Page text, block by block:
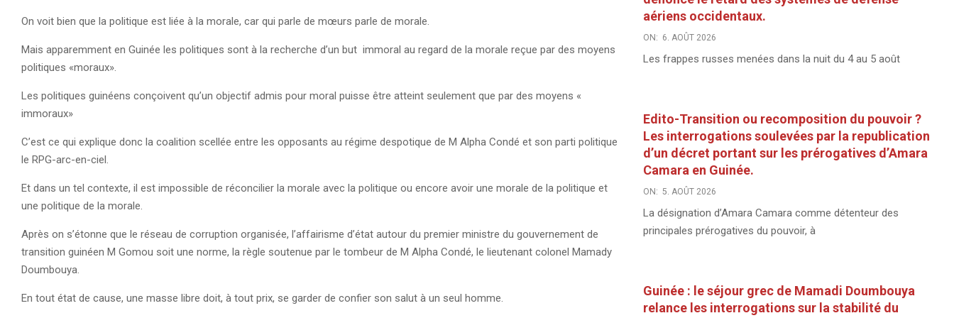
On voit bien que la politique est liée à la morale, car qui parle de mœurs parle de morale.
Mais apparemment en Guinée les politiques sont à la recherche d’un but immoral au regard de la morale reçue par des moyens
politiques «moraux».
Les politiques guinéens conçoivent qu’un objectif admis pour moral puisse être atteint seulement que par des moyens «
immoraux»
C’est ce qui explique donc la coalition scellée entre les opposants au régime despotique de M Alpha Condé et son parti politique
le RPG-arc-en-ciel.
Et dans un tel contexte, il est impossible de réconcilier la morale avec la politique ou encore avoir une morale de la politique et
une politique de la morale.
Après on s’étonne que le réseau de corruption organisée, l’affairisme d’état autour du premier ministre du gouvernement de
transition guinéen M Gomou soit une norme, la règle soutenue par le tombeur de M Alpha Condé, le lieutenant colonel Mamady
Doumbouya.
En tout état de cause, une masse libre doit, à tout prix, se garder de confier son salut à un seul homme.
aériens occidentaux.
ON: 6. AOÛT 2026
Les frappes russes menées dans la nuit du 4 au 5 août
Edito-Transition ou recomposition du pouvoir ?
Les interrogations soulevées par la republication
d’un décret portant sur les prérogatives d’Amara
Camara en Guinée.
ON: 5. AOÛT 2026
La désignation d’Amara Camara comme détenteur des
principales prérogatives du pouvoir, à
Guinée : le séjour grec de Mamadi Doumbouya
relance les interrogations sur la stabilité du